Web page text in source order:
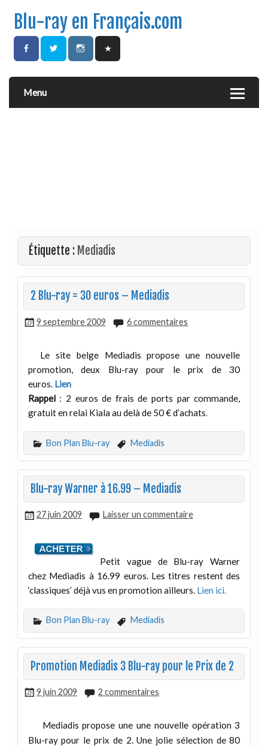
Blu-ray en Français.com
Menu
Étiquette : Mediadis
2 Blu-ray = 30 euros – Mediadis
9 septembre 2009 6 commentaires
Le site belge Mediadis propose une nouvelle
promotion, deux Blu-ray pour le prix de 30
euros. Lien
Rappel: 2 euros de frais de ports par commande,
gratuit en relai Kiala au delà de 50 € d’achats.
Bon Plan Blu-ray Mediadis
Blu-ray Warner à 16.99 – Mediadis
27 juin 2009 Laisser un commentaire
Petit vague de Blu-ray Warner
chez Mediadis à 16.99 euros. Les titres restent des
‘classiques’ déjà vus en promotion ailleurs. Lien ici.
Bon Plan Blu-ray Mediadis
Promotion Mediadis 3 Blu-ray pour le Prix de 2
9 juin 2009 2 commentaires
Mediadis propose une une nouvelle opération 3
Blu-ray pour le prix de 2. Une jolie sélection de 80